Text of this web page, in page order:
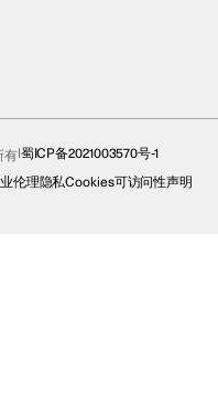
有 蜀ICP备2021003570号-1
伦理隐私Cookies可访问性声明